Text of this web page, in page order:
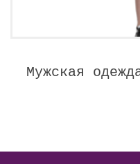
Мужская